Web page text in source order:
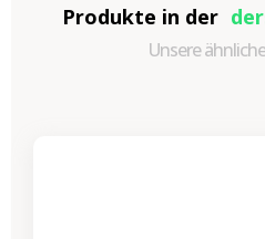
Produkte in der
Unsere